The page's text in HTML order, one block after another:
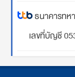
ธนาคารทห
เลขที่บัญชี